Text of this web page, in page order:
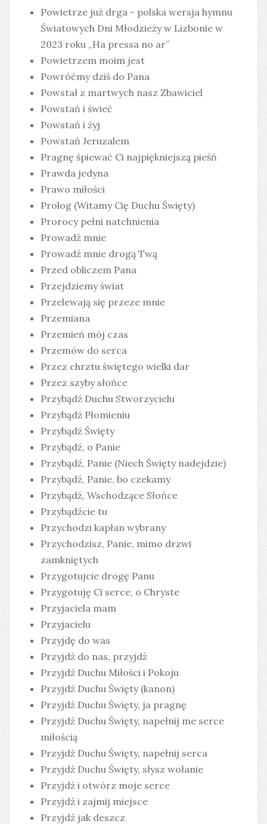
Powietrze już drga - polska wersja hymnu
Światowych Dni Młodzieży w Lizbonie w
2023 roku „Ha pressa no ar”
Powietrzem moim jest
Powróćmy dziś do Pana
Powstał z martwych nasz Zbawiciel
Powstań i świeć
Powstań i żyj
Powstań Jeruzalem
Pragnę śpiewać Ci najpiękniejszą pieśń
Prawda jedyna
Prawo miłości
Prolog (Witamy Cię Duchu Święty)
Prorocy pełni natchnienia
Prowadź mnie
Prowadź mnie drogą Twą
Przed obliczem Pana
Przejdziemy świat
Przelewają się przeze mnie
Przemiana
Przemień mój czas
Przemów do serca
Przez chrztu świętego wielki dar
Przez szyby słońce
Przybądź Duchu Stworzycielu
Przybądź Płomieniu
Przybądź Święty
Przybądź, o Panie
Przybądź, Panie (Niech Święty nadejdzie)
Przybądź, Panie, bo czekamy
Przybądź, Wschodzące Słońce
Przybądźcie tu
Przychodzi kapłan wybrany
Przychodzisz, Panie, mimo drzwi
zamkniętych
Przygotujcie drogę Panu
Przygotuję Ci serce, o Chryste
Przyjaciela mam
Przyjacielu
Przyjdę do was
Przyjdź do nas, przyjdź
Przyjdź Duchu Miłości i Pokoju
Przyjdź Duchu Święty (kanon)
Przyjdź Duchu Święty, ja pragnę
Przyjdź Duchu Święty, napełnij me serce
miłością
Przyjdź Duchu Święty, napełnij serca
Przyjdź Duchu Święty, słysz wołanie
Przyjdź i otwórz moje serce
Przyjdź i zajmij miejsce
Przyjdź jak deszcz